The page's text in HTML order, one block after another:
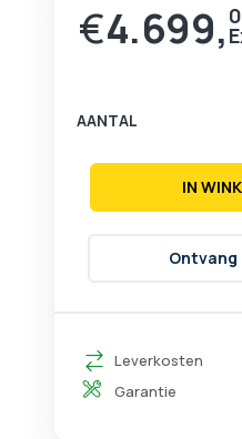
€4.699,
Leverkosten
Garantie
AANTAL
IN
afbeeldingen-